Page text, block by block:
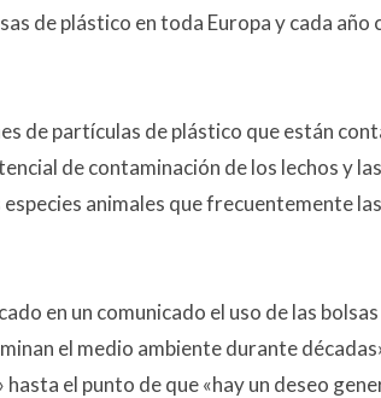
de plástico en toda Europa y cada año
de partículas de plástico que están
de contaminación de los lechos y
animales que frecuentemente
en un comunicado el uso de las
el medio ambiente durante
el punto de que «hay un deseo